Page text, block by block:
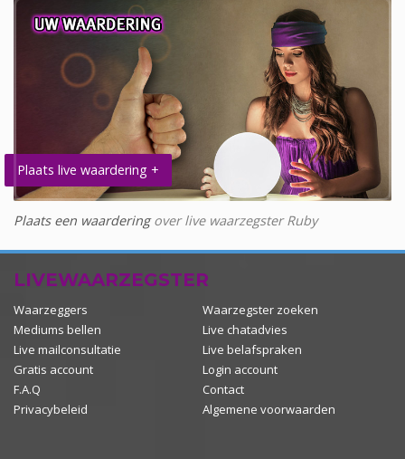
Plaats live waardering +
Plaats een waarderingover live waarzegster Ruby
LIVEWAARZEGSTER
Waarzeggers
Waarzegster zoeken
Mediums bellen
Live chatadvies
Live mailconsultatie
Live belafspraken
Gratis account
Login account
F.A.Q
Contact
Privacybeleid
Algemene voorwaarden